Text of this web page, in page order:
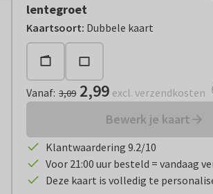
lentegroet
Kaartsoort: Dubbele kaart
Vanaf: € 2,99 excl. verzendkosten
Vanaf: 3,09 2,99 excl. verzendkosten
Bewerk je kaart
Klantwaardering 9.2/10
Voor 21:00 uur besteld = vandaag
Deze kaart is volledig te